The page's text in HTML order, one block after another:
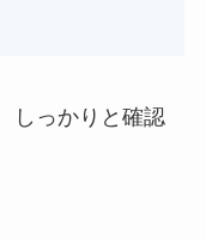
しっかりと確認